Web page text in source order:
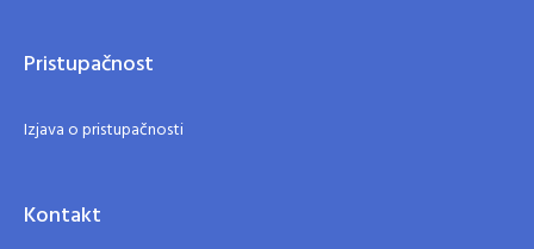
Pristupačnost
Izjava o pristupačnosti
Kontakt